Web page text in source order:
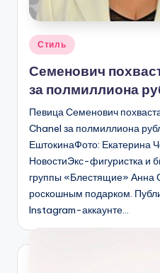
Опубликовано
Стиль
Семенович
за полмиллиона
Певица Семенович
Chanel за полмиллиона
ЕштокинаФото: Екатерина
НовостиЭкс-фигуристка и
группы «Блестящие» Анна
роскошным подарком.
Instagram-аккаунте…